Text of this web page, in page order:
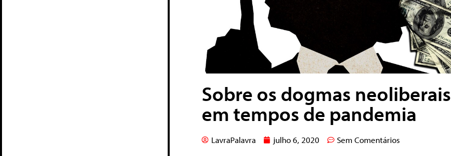
Sobre os dogmas neoliberais
em tempos de pandemia
LavraPalavra julho 6, 2020 Sem Comentários